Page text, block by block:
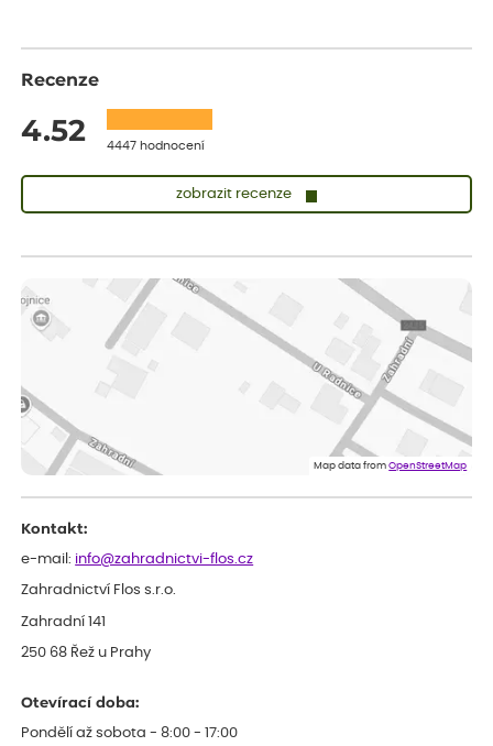
Recenze
4.52 4447 hodnocení
zobrazit recenze
vše v naprostém pořádku
ověřený nákup dnes
Jana
Flos je nejlepší &#129321;
Map data fromOpenStreetMap
Kontakt:
e-mail: info@zahradnictvi-flos.cz
Zahradnictví Flos s.r.o.
Zahradní 141
250 68 Řež u Prahy
Otevírací doba:
Pondělí až sobota - 8:00 - 17:00